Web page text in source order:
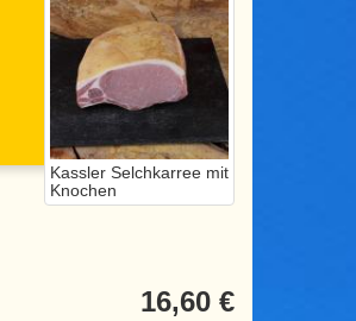
Kassler Selchkarree mit
Knochen
16,60 €